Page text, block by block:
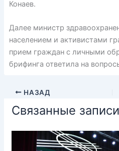
Конаев.
Далее министр
населением и активистами
прием граждан с личными
брифинга ответила на
НАЗАД
Связанные записи